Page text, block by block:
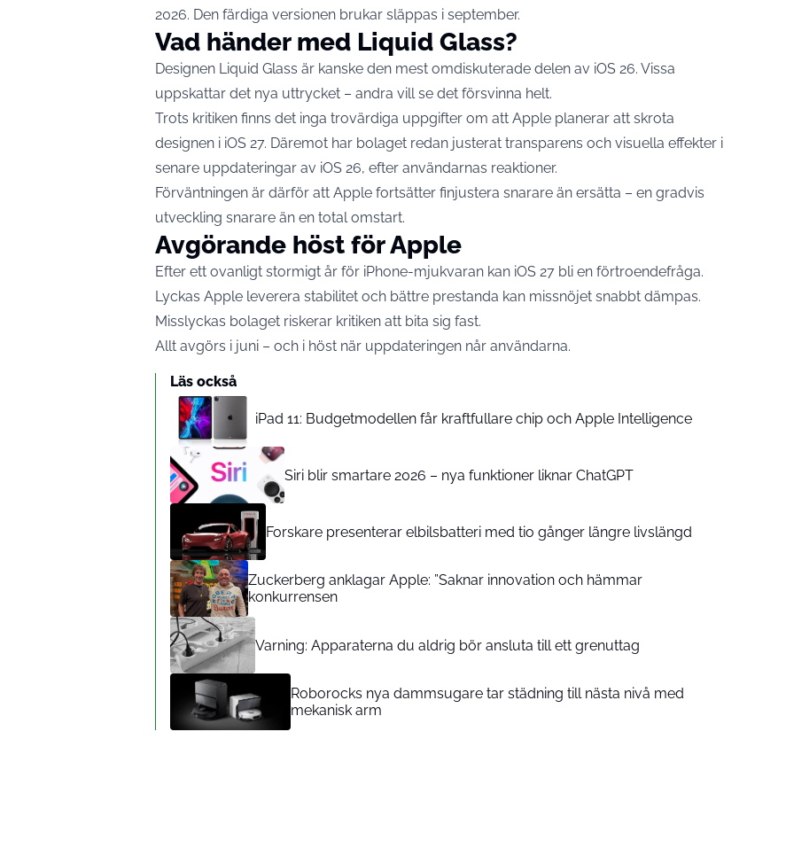
2026. Den färdiga versionen brukar släppas i september.
Vad händer med Liquid Glass?
Designen Liquid Glass är kanske den mest omdiskuterade delen av iOS 26. Vissa
uppskattar det nya uttrycket – andra vill se det försvinna helt.
Trots kritiken finns det inga trovärdiga uppgifter om att Apple planerar att skrota
designen i iOS 27. Däremot har bolaget redan justerat transparens och visuella effekter i
senare uppdateringar av iOS 26, efter användarnas reaktioner.
Förväntningen är därför att Apple fortsätter finjustera snarare än ersätta – en gradvis
utveckling snarare än en total omstart.
Avgörande höst för Apple
Efter ett ovanligt stormigt år för iPhone-mjukvaran kan iOS 27 bli en förtroendefråga.
Lyckas Apple leverera stabilitet och bättre prestanda kan missnöjet snabbt dämpas.
Misslyckas bolaget riskerar kritiken att bita sig fast.
Allt avgörs i juni – och i höst när uppdateringen når användarna.
Läs också
iPad 11: Budgetmodellen får kraftfullare chip och Apple Intelligence
Siri blir smartare 2026 – nya funktioner liknar ChatGPT
Forskare presenterar elbilsbatteri med tio gånger längre livslängd
Zuckerberg anklagar Apple: ”Saknar innovation och hämmar
konkurrensen
Varning: Apparaterna du aldrig bör ansluta till ett grenuttag
Roborocks nya dammsugare tar städning till nästa nivå med
mekanisk arm